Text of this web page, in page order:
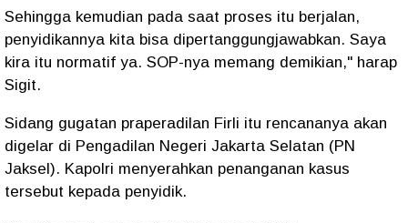
Sehingga kemudian pada saat proses itu berjalan,
penyidikannya kita bisa dipertanggungjawabkan. Saya
kira itu normatif ya. SOP-nya memang demikian," harap
Sigit.
Sidang gugatan praperadilan Firli itu rencananya akan
digelar di Pengadilan Negeri Jakarta Selatan (PN
Jaksel). Kapolri menyerahkan penanganan kasus
tersebut kepada penyidik.